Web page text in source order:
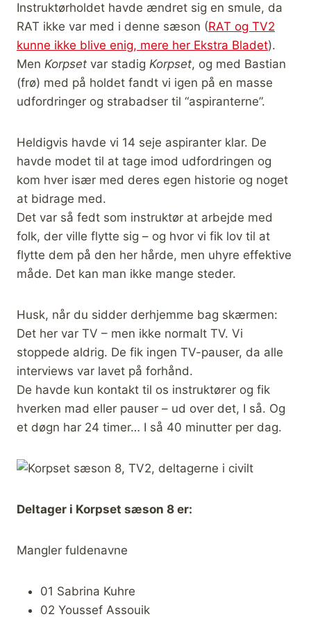
Instruktørholdet havde ændret sig en smule, da
RAT ikke var med i denne sæson (RAT og TV2
kunne ikke blive enig, mere her Ekstra Bladet).
Men Korpset var stadig Korpset, og med Bastian
(frø) med på holdet fandt vi igen på en masse
udfordringer og strabadser til “aspiranterne”.
Heldigvis havde vi 14 seje aspiranter klar. De
havde modet til at tage imod udfordringen og
kom hver især med deres egen historie og noget
at bidrage med.
Det var så fedt som instruktør at arbejde med
folk, der ville flytte sig – og hvor vi fik lov til at
flytte dem på den her hårde, men uhyre effektive
måde. Det kan man ikke mange steder.
Husk, når du sidder derhjemme bag skærmen:
Det her var TV – men ikke normalt TV. Vi
stoppede aldrig. De fik ingen TV-pauser, da alle
interviews var lavet på forhånd.
De havde kun kontakt til os instruktører og fik
hverken mad eller pauser – ud over det, I så. Og
et døgn har 24 timer… I så 40 minutter per dag.
Deltager i Korpset sæson 8 er:
Mangler fuldenavne
01 Sabrina Kuhre
02 Youssef Assouik